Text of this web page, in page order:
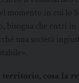
momento in cui lo
bisogna che entri in
una società
cosa la